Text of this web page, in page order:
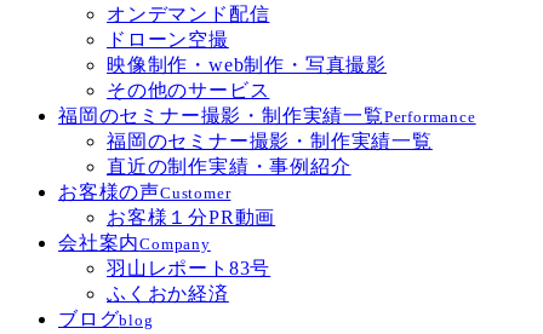
オンデマンド配信
ドローン空撮
映像制作・web制作・写真撮影
その他のサービス
福岡のセミナー撮影・制作実績一覧Performance
福岡のセミナー撮影・制作実績一覧
直近の制作実績・事例紹介
お客様の声Customer
お客様１分PR動画
会社案内Company
羽山レポート83号
ふくおか経済
ブログblog